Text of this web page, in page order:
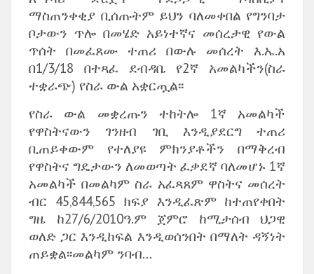
ማስጠንቀቂያ ቢሰጡትም ይህን ባለመቀበል የግንባታ
ቦታውን ጥሎ በመሄድ አይነተኛና መሰረታዊ የውል
ጥሰት በመፈጸሙ ተጠሪ በውሉ መሰረት እ.ኤ.አ
በ1/3/18 በተጻፈ ደብዳቤ የ2ኛ አመልካችን(ስራ
ተቋራጭ) የስራ ውል አቋርጧል፡፡
የስራ ውል መቋረጡን ተከትሎ 1ኛ አመልካች
የዋስትናውን ገንዘብ ገቢ እንዲያደርግ ተጠሪ
ቢጠይቀውም የተለያዩ ምክንያቶችን በማቅረብ
የዋስትና ግዴታውን ለመወጣት ፈቃደኛ ባለመሆኑ 1ኛ
አመልካች በመልካም ስራ አፈጻጸም ዋስትና መሰረት
ብር 45‚844‚565 ክፍያ እንዲፈጽም ከተጠየቀበት
ግዜ ከ27/6/2010ዓ.ም ጀምሮ ከሚታሰብ ህጋዊ
ወለድ ጋር እንዲከፍል እንዲወሰንበት በማለት ዳኝነት
ጠይቋል፡፡መልካም ንባብ…